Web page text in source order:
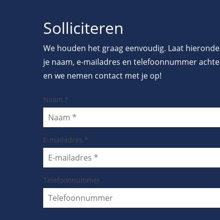
Solliciteren
We houden het graag eenvoudig. Laat
je naam, e-mailadres en telefoonnummer
en we nemen contact met je op!
Naam *
E-mailadres *
Telefoonnummer